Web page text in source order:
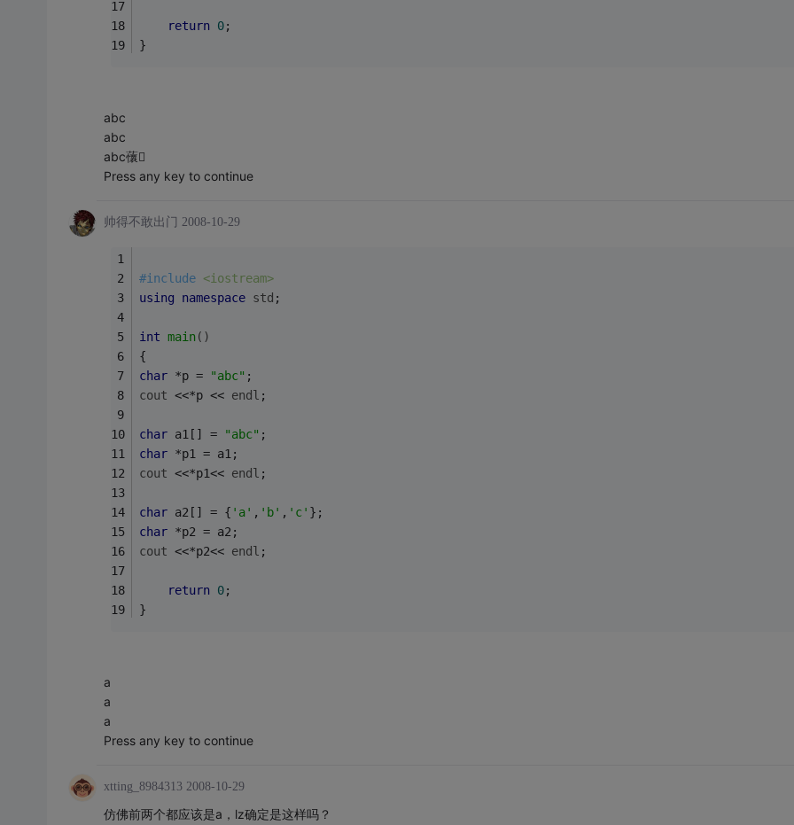
return 0;
}
abc
abc
abc蘹
Press any key to continue
帅得不敢出门 2008-10-29
#include <iostream>
using
namespace std ;
int main()
{
char *p = "abc" ;
cout <<*p << endl ;
char a1[] = "abc" ;
char *p1 = a1;
cout <<*p1<< endl ;
char a2[] = { 'a' , 'b' , 'c' };
char *p2 = a2;
cout <<*p2<< endl ;
return 0;
}
a
a
a
Press any key to continue
xtting_8984313 2008-10-29
仿佛前两个都应该是a，lz确定是这样吗？